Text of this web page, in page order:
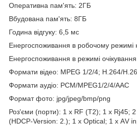
Оперативна пам'ять: 2ГБ
Вбудована пам'ять: 8ГБ
Година відгуку: 6,5 мс
Енергоспоживання в робочому режимі
Енергоспоживання в режимі
Формати відео: MPEG 1/2/4; H.264/
Формати аудіо: PCM/MPEG1/2/4/AAC
Формат фото: jpg/jpeg/bmp/png
Роз'єми (порти): 1 х RF (T2); 1 x Rj45;
(HDCP-Version: 2.); 1 x Optical; 1 х АV